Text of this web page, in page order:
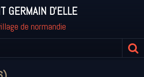
GERMAIN D'ELLE
de normandie